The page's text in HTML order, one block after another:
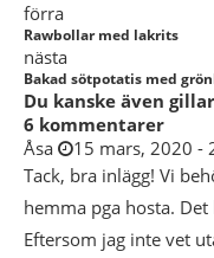
förra
Rawbollar med lakrits
nästa
Bakad sötpotatis med
Du kanske även
6 kommentarer
Åsa
15 mars, 2020 -
Tack, bra inlägg! Vi
hemma pga hosta.
Eftersom jag inte vet